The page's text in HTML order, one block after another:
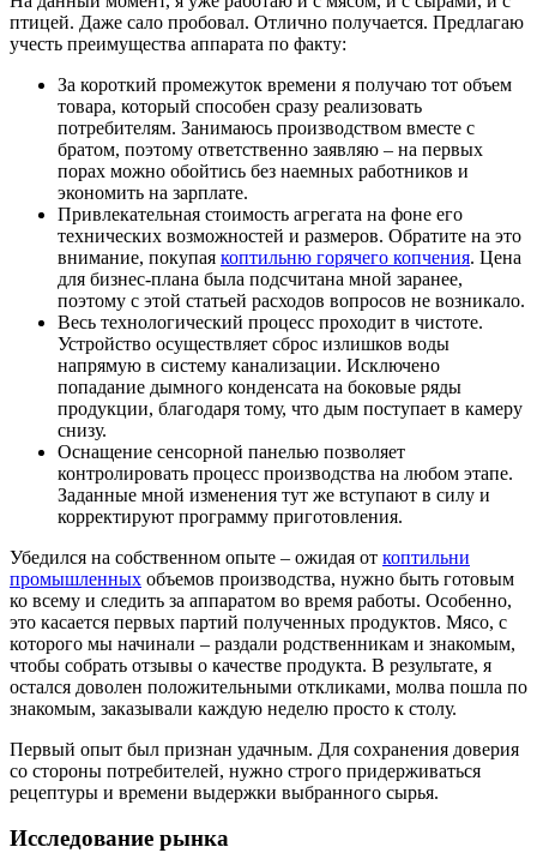
птицей. Даже сало пробовал. Отлично получается. Предлагаю
учесть преимущества аппарата по факту:
За короткий промежуток времени я получаю тот объем
товара, который способен сразу реализовать
потребителям. Занимаюсь производством вместе с
братом, поэтому ответственно заявляю – на первых
порах можно обойтись без наемных работников и
экономить на зарплате.
Привлекательная стоимость агрегата на фоне его
технических возможностей и размеров. Обратите на это
внимание, покупая коптильню горячего копчения. Цена
для бизнес-плана была подсчитана мной заранее,
поэтому с этой статьей расходов вопросов не возникало.
Весь технологический процесс проходит в чистоте.
Устройство осуществляет сброс излишков воды
напрямую в систему канализации. Исключено
попадание дымного конденсата на боковые ряды
продукции, благодаря тому, что дым поступает в камеру
снизу.
Оснащение сенсорной панелью позволяет
контролировать процесс производства на любом этапе.
Заданные мной изменения тут же вступают в силу и
корректируют программу приготовления.
Убедился на собственном опыте – ожидая от коптильни
промышленных объемов производства, нужно быть готовым
ко всему и следить за аппаратом во время работы. Особенно,
это касается первых партий полученных продуктов. Мясо, с
которого мы начинали – раздали родственникам и знакомым,
чтобы собрать отзывы о качестве продукта. В результате, я
остался доволен положительными откликами, молва пошла по
знакомым, заказывали каждую неделю просто к столу.
Первый опыт был признан удачным. Для сохранения доверия
со стороны потребителей, нужно строго придерживаться
рецептуры и времени выдержки выбранного сырья.
Исследование рынка